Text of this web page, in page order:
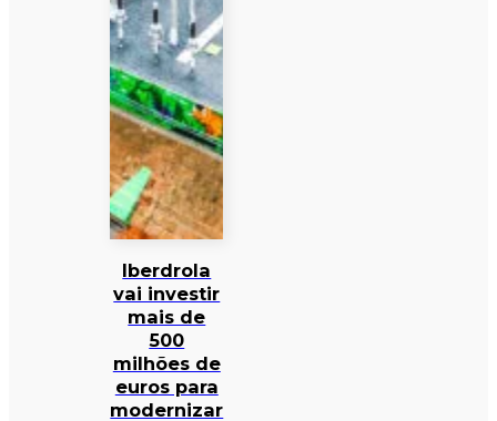
Iberdrola
vai investir
mais de
500
milhões de
euros para
modernizar